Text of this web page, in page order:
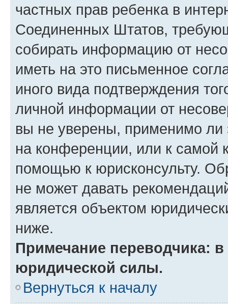
частных прав ребенка в
Соединенных Штатов,
собирать информацию от
иметь на это письменное
иного вида подтверждения
личной информации от
вы не уверены, применимо ли
на конференции, или к самой
помощью к юрисконсульту.
не может давать
является объектом
ниже.
Примечание переводчика:
юридической силы.
Вернуться к началу